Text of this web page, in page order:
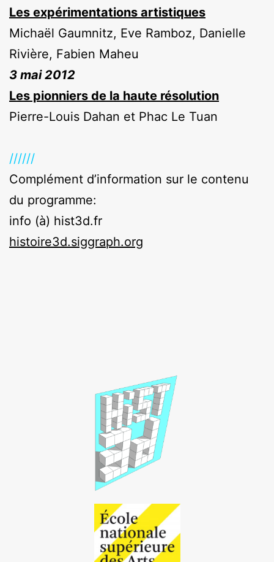
Les expérimentations artistiques
Michaël Gaumnitz, Eve Ramboz, Danielle
Rivière, Fabien Maheu
3 mai 2012
Les pionniers de la haute résolution
Pierre-Louis Dahan et Phac Le Tuan
//////
Complément d’information sur le contenu
du programme:
info (à) hist3d.fr
histoire3d.siggraph.org